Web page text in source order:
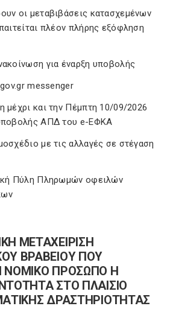
οι μεταβιβάσεις κατασχεμένων
πλέον πλήρης εξόφληση
για έναρξη υποβολής
messenger
και την Πέμπτη 10/09/2026
ΑΠΔ του e-ΕΦΚΑ
με τις αλλαγές σε στέγαση
Πύλη Πληρωμών οφειλών
ΜΕΤΑΧΕΙΡΙΣΗ
ΒΡΑΒΕΙΟΥ ΠΟΥ
ΝΟΜΙΚΟ ΠΡΟΣΩΠΟ Η
ΣΤΟ ΠΛΑΙΣΙΟ
ΔΡΑΣΤΗΡΙΟΤΗΤΑΣ